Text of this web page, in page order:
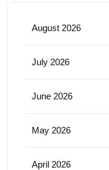
August 2026
July 2026
June 2026
May 2026
April 2026